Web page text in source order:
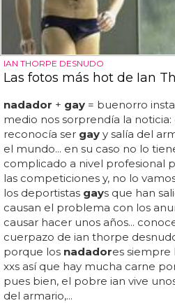
IAN THORPE DESNUDO
Las fotos más hot de Ian
nadador + gay = buenorro
medio nos sorprendía la noticia:
reconocía ser gay y salía del
el mundo... en su caso no lo
complicado a nivel profesional
las competiciones y, no lo
los deportistas gays que han
causan el problema con los
causar hacer unos años...
cuerpazo de ian thorpe
porque los nadadores siempre
xxs así que hay mucha carne
pues bien, el pobre ian vive
del armario,...